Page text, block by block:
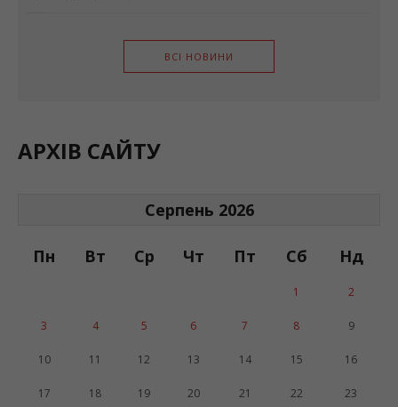
ВСІ НОВИНИ
АРХІВ САЙТУ
Серпень 2026
Пн Вт Ср Чт Пт Сб Нд
1 2
3 4 5 6 7 8 9
10 11 12 13 14 15 16
17 18 19 20 21 22 23